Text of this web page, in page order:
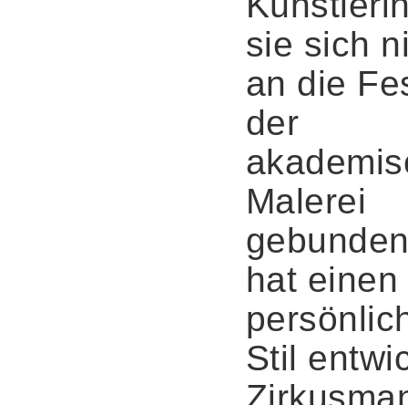
sie sich
an die
der
Malerei
hat einen
Stil